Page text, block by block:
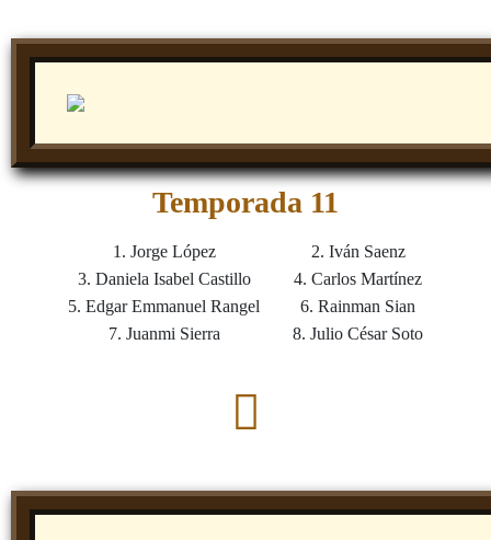
Temporada 11
1. Jorge López
2. Iván Saenz
3. Daniela Isabel Castillo
4. Carlos Martínez
5. Edgar Emmanuel Rangel
6. Rainman Sian
7. Juanmi Sierra
8. Julio César Soto